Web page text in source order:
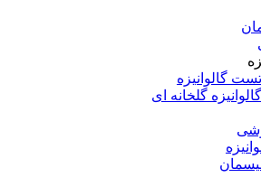
گالوانیزه
گلخانه ای